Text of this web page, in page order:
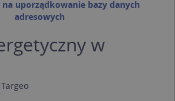
na uporządkowanie bazy danych
adresowych
w